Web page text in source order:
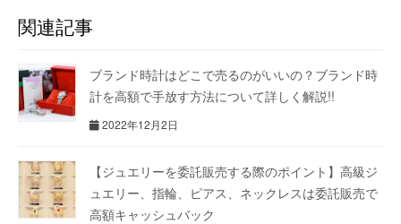
関連記事
ブランド時計はどこで売るのがいいの？ブランド時
計を高額で手放す方法について詳しく解説!!
2022年12月2日
【ジュエリーを委託販売する際のポイント】高級ジ
ュエリー、指輪、ピアス、ネックレスは委託販売で
高額キャッシュバック